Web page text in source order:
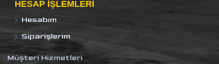
HESAP IŞLEMLERI
Hesabım
Siparişlerim
Müşteri Hizmetleri